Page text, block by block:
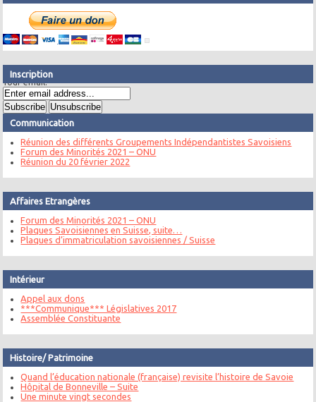
Inscription
Your email:
Communication
Réunion des différents Groupements Indépendantistes Savoisiens
Forum des Minorités 2021 – ONU
Réunion du 20 février 2022
Affaires Etrangères
Forum des Minorités 2021 – ONU
Plaques Savoisiennes en Suisse, suite…
Plaques d’immatriculation savoisiennes / Suisse
Intérieur
Appel aux dons
***Communique*** Législatives 2017
Assemblée Constituante
Histoire/ Patrimoine
Quand l’éducation nationale (française) revisite l’histoire de Savoie
Hôpital de Bonneville – Suite
Une minute vingt secondes